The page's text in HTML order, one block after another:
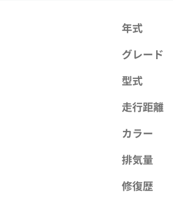
年式
グレード
型式
走行距離
カラー
排気量
修復歴